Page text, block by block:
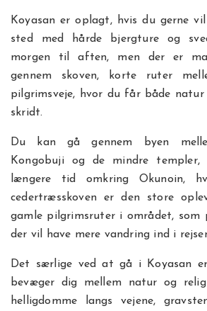
Koyasan er oplagt, hvis du gerne
sted med hårde bjergture og
morgen til aften, men der er
gennem skoven, korte ruter
pilgrimsveje, hvor du får både
skridt.
Du kan gå gennem byen
Kongobuji og de mindre
længere tid omkring Okunoin,
cedertræsskoven er den store
gamle pilgrimsruter i området, som
der vil have mere vandring ind i
Det særlige ved at gå i Koyasan
bevæger dig mellem natur og
helligdomme langs vejene,